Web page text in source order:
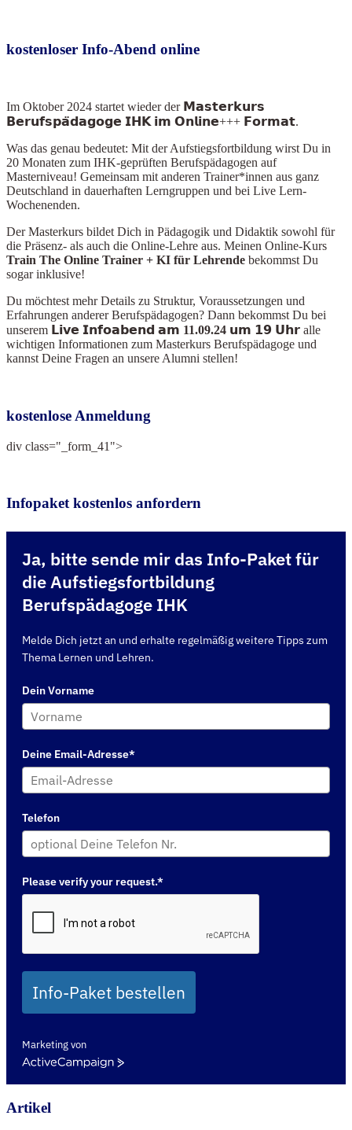
kostenloser Info-Abend online
Im Oktober 2024 startet wieder der 𝗠𝗮𝘀𝘁𝗲𝗿𝗸𝘂𝗿𝘀
𝗕𝗲𝗿𝘂𝗳𝘀𝗽𝗮̈𝗱𝗮𝗴𝗼𝗴𝗲 𝗜𝗛𝗞 𝗶𝗺 𝗢𝗻𝗹𝗶𝗻𝗲+++ 𝗙𝗼𝗿𝗺𝗮𝘁.
Was das genau bedeutet: Mit der Aufstiegsfortbildung wirst Du in
20 Monaten zum IHK-geprüften Berufspädagogen auf
Masterniveau! Gemeinsam mit anderen Trainer*innen aus ganz
Deutschland in dauerhaften Lerngruppen und bei Live Lern-
Wochenenden.
Der Masterkurs bildet Dich in Pädagogik und Didaktik sowohl für
die Präsenz- als auch die Online-Lehre aus. Meinen Online-Kurs
Train The Online Trainer + KI für Lehrende bekommst Du
sogar inklusive!
Du möchtest mehr Details zu Struktur, Voraussetzungen und
Erfahrungen anderer Berufspädagogen? Dann bekommst Du bei
unserem 𝗟𝗶𝘃𝗲 𝗜𝗻𝗳𝗼𝗮𝗯𝗲𝗻𝗱 𝗮𝗺 11.09.24 𝘂𝗺 𝟭𝟵 𝗨𝗵𝗿 alle
wichtigen Informationen zum Masterkurs Berufspädagoge und
kannst Deine Fragen an unsere Alumni stellen!
kostenlose Anmeldung
div class="_form_41">
Infopaket kostenlos anfordern
Ja, bitte sende mir das Info-Paket für
die Aufstiegsfortbildung
Berufspädagoge IHK
Melde Dich jetzt an und erhalte regelmäßig weitere Tipps zum
Thema Lernen und Lehren.
Dein Vorname
Deine Email-Adresse*
Telefon
Please verify your request.*
Info-Paket bestellen
Marketing von
ActiveCampaign
Artikel